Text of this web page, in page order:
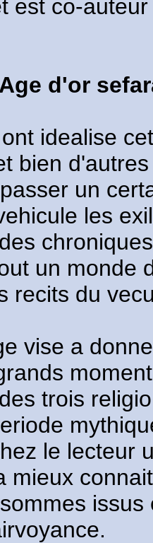
est co-
d'or
idealise
bien
un
les
un monde
recits du
vise a
trois
le lecteur
mieux